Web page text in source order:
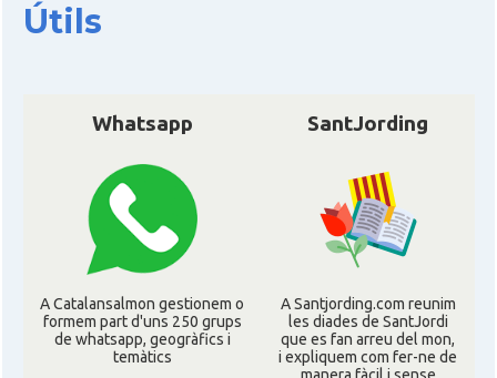
Útils
Whatsapp
A Catalansalmon gestionem o
formem part d'uns 250 grups
de whatsapp, geogràfics i
temàtics
SantJording
A Santjording.com reunim
les diades de SantJordi
que es fan arreu del mon,
i expliquem com fer-ne de